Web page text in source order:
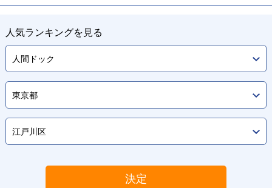
人気ランキングを見る
決定